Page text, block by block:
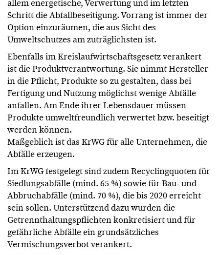
allem energetische, Verwertung und im letzten
Schritt die Abfallbeseitigung. Vorrang ist immer der
Option einzuräumen, die aus Sicht des
Umweltschutzes am zuträglichsten ist.
Ebenfalls im Kreislaufwirtschaftsgesetz verankert
ist die Produktverantwortung. Sie nimmt Hersteller
in die Pflicht, Produkte so zu gestalten, dass bei
Fertigung und Nutzung möglichst wenige Abfälle
anfallen. Am Ende ihrer Lebensdauer müssen
Produkte umweltfreundlich verwertet bzw. beseitigt
werden können.
Maßgeblich ist das KrWG für alle Unternehmen, die
Abfälle erzeugen.
Im KrWG festgelegt sind zudem Recyclingquoten für
Siedlungsabfälle (mind. 65 %) sowie für Bau- und
Abbruchabfälle (mind. 70 %), die bis 2020 erreicht
sein sollen. Unterstützend dazu wurden die
Getrennthaltungspflichten konkretisiert und für
gefährliche Abfälle ein grundsätzliches
Vermischungsverbot verankert.